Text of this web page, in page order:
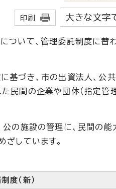
印刷 大きな文字
いて、管理委託制度に替
基づき、市の出資法人、公
民間の企業や団体（指定管
公の施設の管理に、民間の能
ざしています。
度（新）